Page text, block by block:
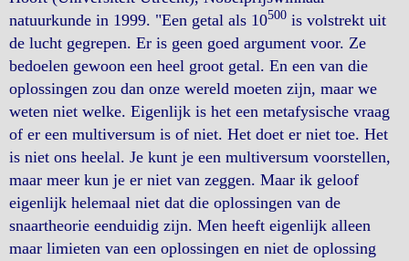
natuurkunde in 1999. "Een getal als 10500 is volstrekt uit
de lucht gegrepen. Er is geen goed argument voor. Ze
bedoelen gewoon een heel groot getal. En een van die
oplossingen zou dan onze wereld moeten zijn, maar we
weten niet welke. Eigenlijk is het een metafysische vraag
of er een multiversum is of niet. Het doet er niet toe. Het
is niet ons heelal. Je kunt je een multiversum voorstellen,
maar meer kun je er niet van zeggen. Maar ik geloof
eigenlijk helemaal niet dat die oplossingen van de
snaartheorie eenduidig zijn. Men heeft eigenlijk alleen
maar limieten van een oplossingen en niet de oplossing